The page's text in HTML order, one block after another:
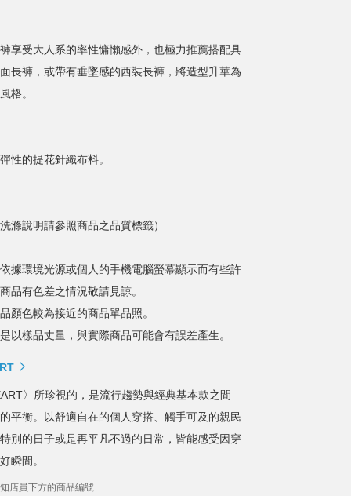
享受大人系的率性慵懶感外，也極力推薦搭配具
長褲，或帶有垂墜感的西裝長褲，將造型升華為
格。
性的提花針織布料。
滌說明請參照商品之品質標籤）
據環境光源或個人的手機電腦螢幕顯示而有些許
品有色差之情況敬請見諒。
顏色較為接近的商品單品照。
以樣品丈量，與實際商品可能會有誤差產生。
〉所珍視的，是流行趨勢與經典基本款之間
平衡。以舒適自在的個人穿搭、觸手可及的親民
別的日子或是再平凡不過的日常，皆能感受因穿
瞬間。
店員下方的商品編號